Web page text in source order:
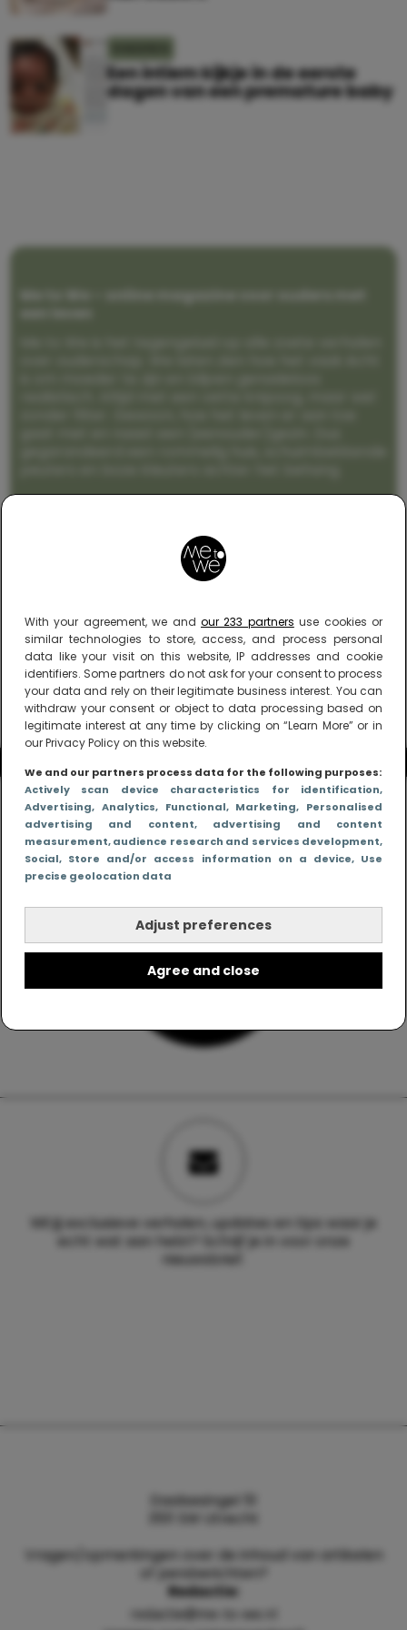
With your agreement, we and our 233 partners use cookies or
similar technologies to store, access, and process personal
data like your visit on this website, IP addresses and cookie
identifiers. Some partners do not ask for your consent to process
your data and rely on their legitimate business interest. You can
withdraw your consent or object to data processing based on
legitimate interest at any time by clicking on “Learn More” or in
our Privacy Policy on this website.
We and our partners process data for the following purposes:
Actively scan device characteristics for identification,
Advertising, Analytics, Functional, Marketing, Personalised
advertising and content, advertising and content
measurement, audience research and services development,
Social, Store and/or access information on a device, Use
precise geolocation data
Adjust preferences
Agree and close
Een intiem kijkje in de eerste
dagen van een premature baby
Me to We – online magazine voor ouders met
Wil jij exclusieve verhalen, updates en tips waar je
echt wat aan hebt? Schrijf je in voor onze
nieuwsbrief.
Daalsesingel 51
3511 SW Utrecht
Vragen/opmerkingen over de inhoud van artikelen
of persberichten?
Redactie:
redactie@me-to-we.nl